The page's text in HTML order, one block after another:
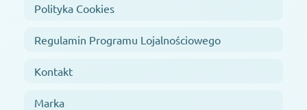
Polityka Cookies
Regulamin Programu Lojalnościowego
Kontakt
Marka